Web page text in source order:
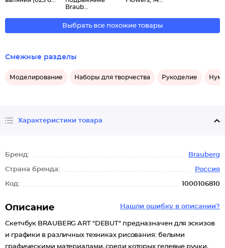
Braub...
Выбрать все похожие товары
Смежные разделы
Моделирование Наборы для творчества Рукоделие
Характеристики товара
Бренд: Brauberg
Страна бренда: Россия
Код: 1000106810
Нашли ошибку в описании?
Описание
Скетчбук BRAUBERG ART "DEBUT" предназначен для эскизов
и графики в различных техниках рисования: белыми